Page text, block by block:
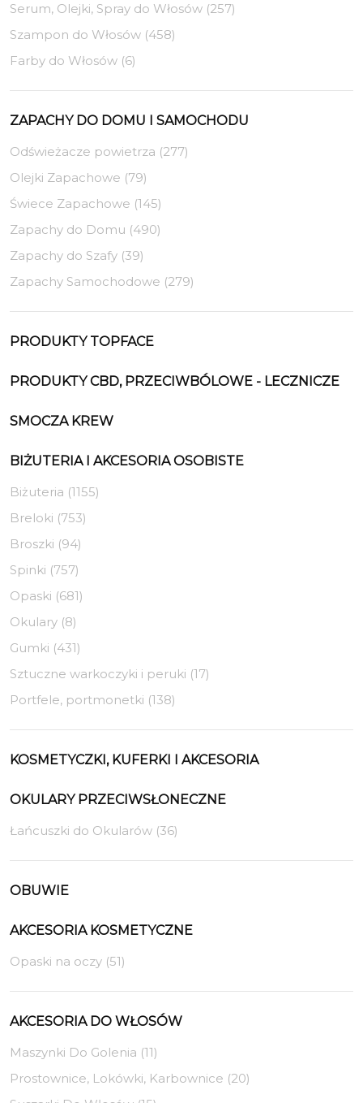
Serum, Olejki, Spray do Włosów (257)
Szampon do Włosów (458)
Farby do Włosów (6)
ZAPACHY DO DOMU I SAMOCHODU
Odświeżacze powietrza (277)
Olejki Zapachowe (79)
Świece Zapachowe (145)
Zapachy do Domu (490)
Zapachy do Szafy (39)
Zapachy Samochodowe (279)
PRODUKTY TOPFACE
PRODUKTY CBD, PRZECIWBÓLOWE - LECZNICZE
SMOCZA KREW
BIŻUTERIA I AKCESORIA OSOBISTE
Biżuteria (1155)
Breloki (753)
Broszki (94)
Spinki (757)
Opaski (681)
Okulary (8)
Gumki (431)
Sztuczne warkoczyki i peruki (17)
Portfele, portmonetki (138)
KOSMETYCZKI, KUFERKI I AKCESORIA
OKULARY PRZECIWSŁONECZNE
Łańcuszki do Okularów (36)
OBUWIE
AKCESORIA KOSMETYCZNE
Opaski na oczy (51)
AKCESORIA DO WŁOSÓW
Maszynki Do Golenia (11)
Prostownice, Lokówki, Karbownice (20)